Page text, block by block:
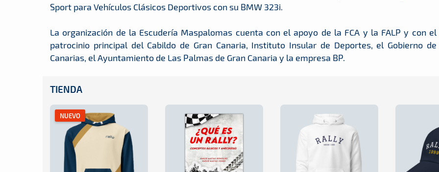
Sport para Vehículos Clásicos Deportivos con su BMW 323i.
La organización de la Escudería Maspalomas cuenta con el apoyo de la FCA y la FALP y con el
patrocinio principal del Cabildo de Gran Canaria, Instituto Insular de Deportes, el Gobierno de
Canarias, el Ayuntamiento de Las Palmas de Gran Canaria y la empresa BP.
TIENDA
NUEVO